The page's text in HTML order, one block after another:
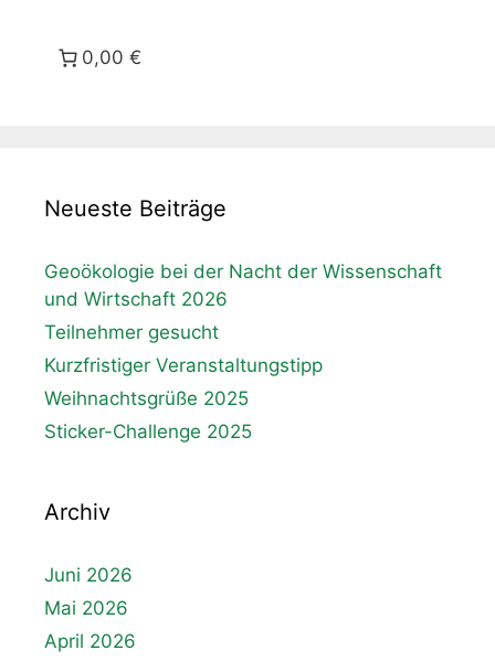
0,00 €
Neueste Beiträge
Geoökologie bei der Nacht der Wissenschaft
und Wirtschaft 2026
Teilnehmer gesucht
Kurzfristiger Veranstaltungstipp
Weihnachtsgrüße 2025
Sticker-Challenge 2025
Archiv
Juni 2026
Mai 2026
April 2026